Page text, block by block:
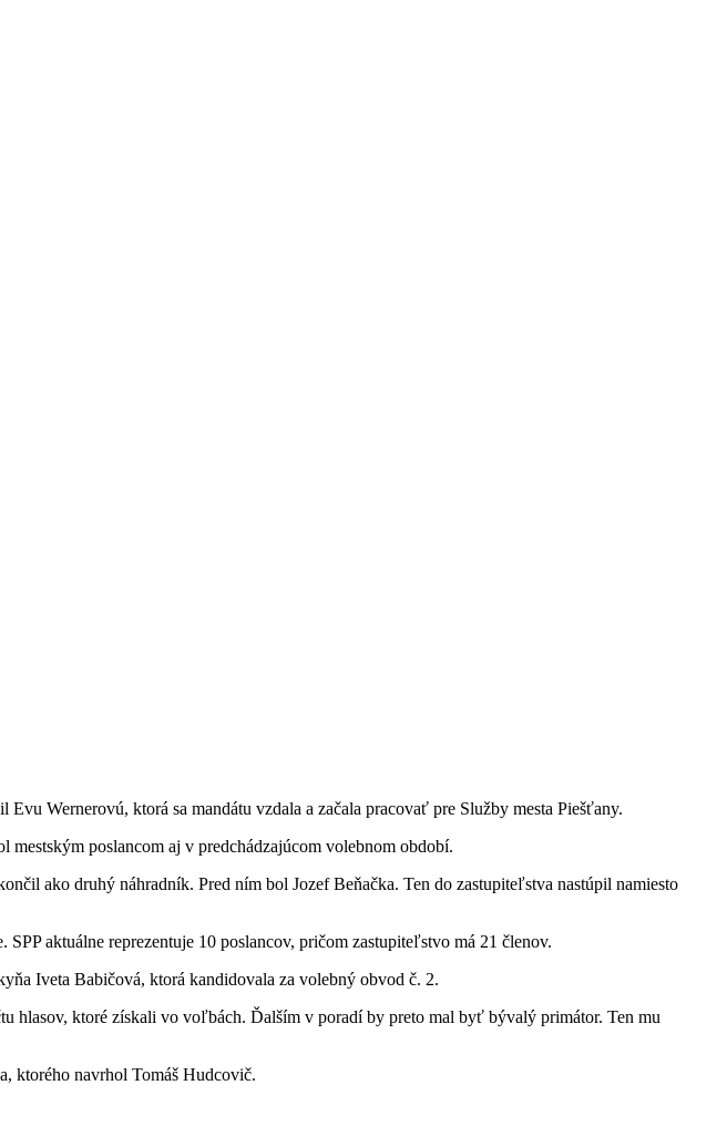
Wernerovú, ktorá sa mandátu vzdala a začala pracovať pre Služby mesta Piešťany.
poslancom aj v predchádzajúcom volebnom období.
ako druhý náhradník. Pred ním bol Jozef Beňačka. Ten do zastupiteľstva nastúpil namiesto
aktuálne reprezentuje 10 poslancov, pričom zastupiteľstvo má 21 členov.
Iveta Babičová, ktorá kandidovala za volebný obvod č. 2.
hlasov, ktoré získali vo voľbách. Ďalším v poradí by preto mal byť bývalý primátor. Ten mu
ktorého navrhol Tomáš Hudcovič.